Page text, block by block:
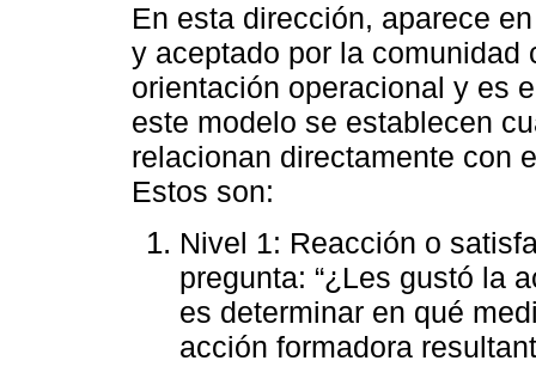
En esta dirección, aparece
y aceptado por la
orientación operacional y es
este modelo se establecen
relacionan directamente con
Estos son:
Nivel 1: Reacción o
pregunta: “¿Les gustó la
es determinar en qué
acción formadora